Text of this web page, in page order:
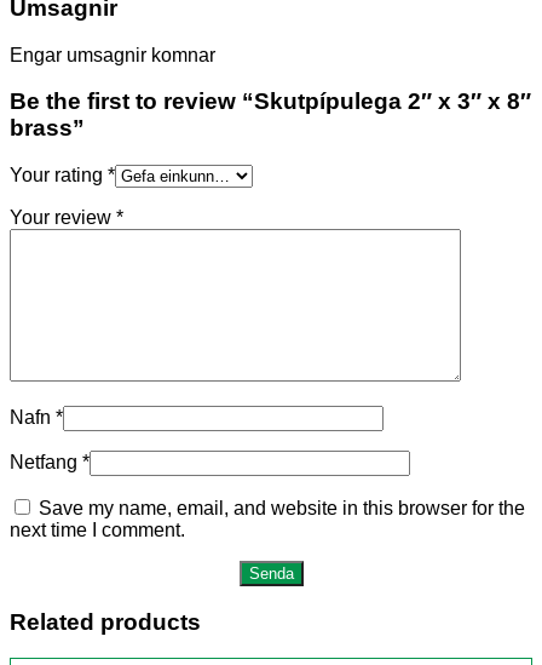
Umsagnir
Engar umsagnir komnar
Be the first to review “Skutpípulega 2″ x 3″ x 8″
brass”
Your rating *
Your review *
Nafn *
Netfang *
Save my name, email, and website in this browser for the
next time I comment.
Related products